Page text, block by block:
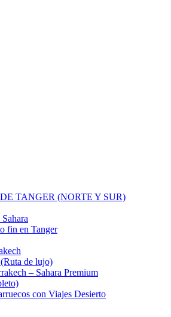
TANGER (NORTE Y SUR)
fin en Tanger
de lujo)
– Sahara Premium
con Viajes Desierto